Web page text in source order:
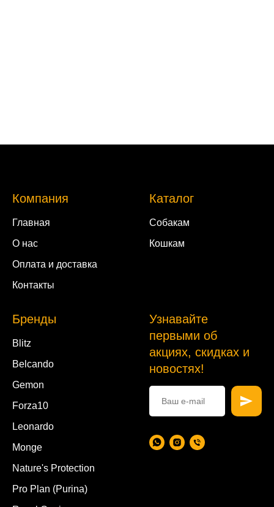
Компания
Главная
О нас
Оплата и доставка
Контакты
Каталог
Собакам
Кошкам
Бренды
Blitz
Belcando
Gemon
Forza10
Leonardo
Monge
Nature's Protection
Pro Plan (Purina)
Узнавайте
первыми об
акциях, скидках и
новостях!